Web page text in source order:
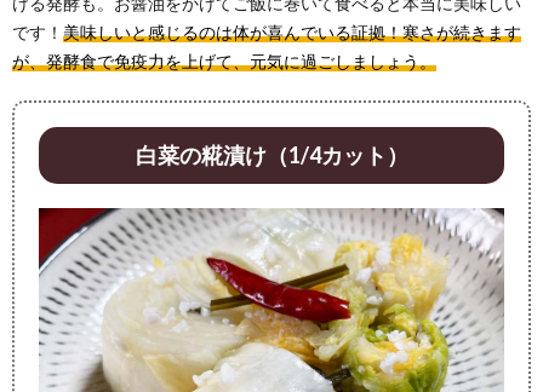
です！ 美味しいと感じるのは体が喜んでいる証拠！寒さが続きます
が、発酵食で免疫力を上げて、元気に過ごしましょう。
白菜の糀漬け（1/4カット）